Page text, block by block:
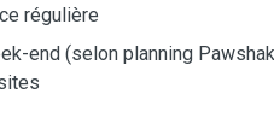
régulière
end (selon planning